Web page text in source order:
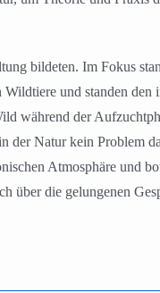
bildeten. Im Fokus
und standen
während der
Natur kein Problem
Atmosphäre und
die gelungenen